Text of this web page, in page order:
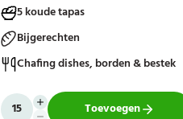
5 koude tapas
Bijgerechten
Chafing dishes, borden & bestek
Toevoegen